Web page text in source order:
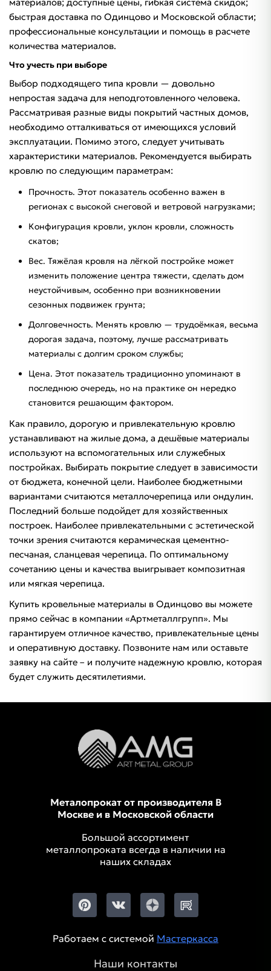
материалов; доступные цены, гибкая система скидок;
быстрая доставка по Одинцово и Московской области;
профессиональные консультации и помощь в расчете
количества материалов.
Что учесть при выборе
Выбор подходящего типа кровли — довольно
непростая задача для неподготовленного человека.
Рассматривая разные виды покрытий частных домов,
необходимо отталкиваться от имеющихся условий
эксплуатации. Помимо этого, следует учитывать
характеристики материалов. Рекомендуется выбирать
кровлю по следующим параметрам:
Прочность. Этот показатель особенно важен в
регионах с высокой снеговой и ветровой нагрузками;
Конфигурация кровли, уклон кровли, сложность
скатов;
Вес. Тяжёлая кровля на лёгкой постройке может
изменить положение центра тяжести, сделать дом
неустойчивым, особенно при возникновении
сезонных подвижек грунта;
Долговечность. Менять кровлю — трудоёмкая, весьма
дорогая задача, поэтому, лучше рассматривать
материалы с долгим сроком службы;
Цена. Этот показатель традиционно упоминают в
последнюю очередь, но на практике он нередко
становится решающим фактором.
Как правило, дорогую и привлекательную кровлю
устанавливают на жилые дома, а дешёвые материалы
используют на вспомогательных или служебных
постройках. Выбирать покрытие следует в зависимости
от бюджета, конечной цели. Наиболее бюджетными
вариантами считаются металлочерепица или ондулин.
Последний больше подойдет для хозяйственных
построек. Наиболее привлекательными с эстетической
точки зрения считаются керамическая цементно-
песчаная, сланцевая черепица. По оптимальному
сочетанию цены и качества выигрывает композитная
или мягкая черепица.
Купить кровельные материалы в Одинцово вы можете
прямо сейчас в компании «Артметаллгрупп». Мы
гарантируем отличное качество, привлекательные цены
и оперативную доставку. Позвоните нам или оставьте
заявку на сайте – и получите надежную кровлю, которая
будет служить десятилетиями.
Металопрокат от производителя В
Москве и в Московской области
Большой ассортимент
металлопроката всегда в наличии на
наших складах
Работаем с системой Мастеркасса
Наши контакты